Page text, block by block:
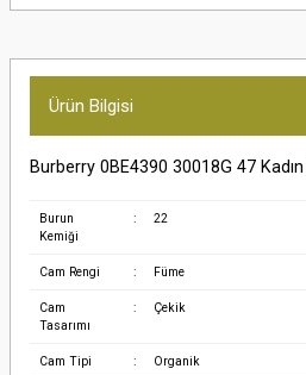
Ürün Bilgisi
Burberry 0BE4390 30018G 47
Burun
Kemiği
: 22
Cam Rengi : Füme
Cam
Tasarımı
: Çekik
Cam Tipi : Organik